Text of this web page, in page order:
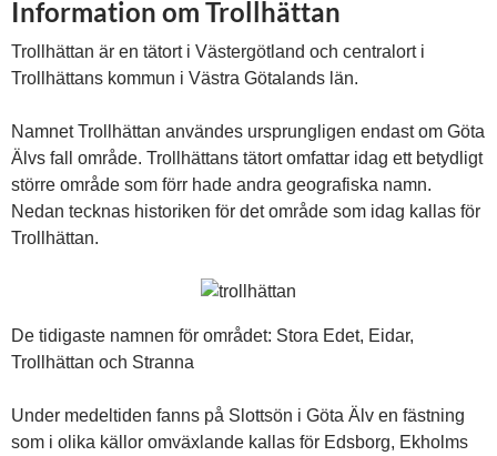
Information om Trollhättan
Trollhättan är en tätort i Västergötland och centralort i
Trollhättans kommun i Västra Götalands län.
Namnet Trollhättan användes ursprungligen endast om Göta
Älvs fall område. Trollhättans tätort omfattar idag ett betydligt
större område som förr hade andra geografiska namn.
Nedan tecknas historiken för det område som idag kallas för
Trollhättan.​
De tidigaste namnen för området: Stora Edet, Eidar,
Trollhättan och Stranna
Under medeltiden fanns på Slottsön i Göta Älv en fästning
som i olika källor omväxlande kallas för Edsborg, Ekholms